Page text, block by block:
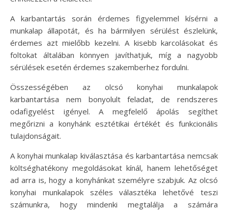
A karbantartás során érdemes figyelemmel kísérni a
munkalap állapotát, és ha bármilyen sérülést észlelünk,
érdemes azt mielőbb kezelni. A kisebb karcolásokat és
foltokat általában könnyen javíthatjuk, míg a nagyobb
sérülések esetén érdemes szakemberhez fordulni.
Összességében az olcsó konyhai munkalapok
karbantartása nem bonyolult feladat, de rendszeres
odafigyelést igényel. A megfelelő ápolás segíthet
megőrizni a konyhánk esztétikai értékét és funkcionális
tulajdonságait.
A konyhai munkalap kiválasztása és karbantartása nemcsak
költséghatékony megoldásokat kínál, hanem lehetőséget
ad arra is, hogy a konyhánkat személyre szabjuk. Az olcsó
konyhai munkalapok széles választéka lehetővé teszi
számunkra, hogy mindenki megtalálja a számára